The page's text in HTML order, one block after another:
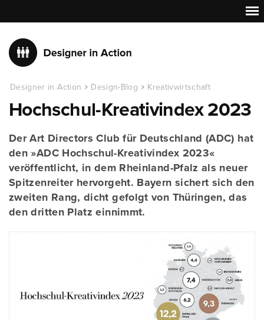
Designer in Action Design-Blog Kreativwirtschaft
Hochschul-Kreativindex 2023
Der Art Directors Club für Deutschland (ADC) hat
den »ADC Hochschul-Kreativindex 2023«
veröffentlicht, in dem Rheinland-Pfalz als neuer
Spitzenreiter hervorgeht. Bayern sichert sich den
zweiten Rang, dicht gefolgt von Thüringen, das
den dritten Platz einnimmt.